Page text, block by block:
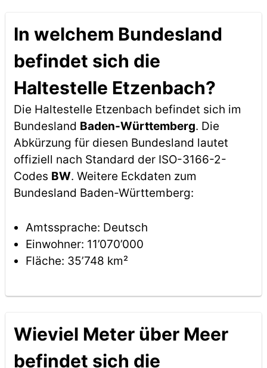
In welchem Bundesland
befindet sich die
Haltestelle Etzenbach?
Die Haltestelle Etzenbach befindet sich im
Bundesland Baden-Württemberg. Die
Abkürzung für diesen Bundesland lautet
offiziell nach Standard der ISO-3166-2-
Codes BW. Weitere Eckdaten zum
Bundesland Baden-Württemberg:
Amtssprache: Deutsch
Einwohner: 11’070’000
Fläche: 35’748 km²
Wieviel Meter über Meer
befindet sich die